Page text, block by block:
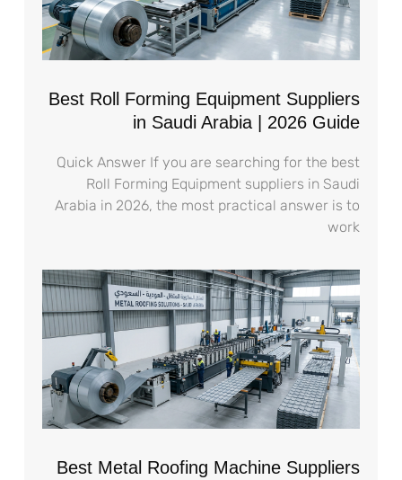
Best Roll Forming Equipment Suppliers
in Saudi Arabia | 2026 Guide
Quick Answer If you are searching for the best
Roll Forming Equipment suppliers in Saudi
Arabia in 2026, the most practical answer is to
work
Best Metal Roofing Machine Suppliers